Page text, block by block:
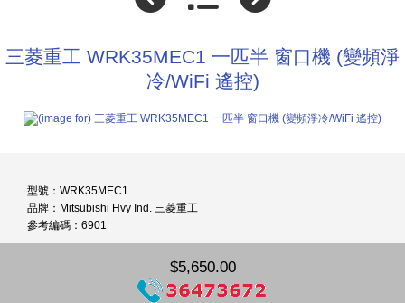
三菱重工 WRK35MEC1 一匹半 窗口機 (變頻淨
冷/WiFi 遙控)
型號：WRK35MEC1
品牌：Mitsubishi Hvy Ind. 三菱重工
參考編碼：6901
$5,650.00